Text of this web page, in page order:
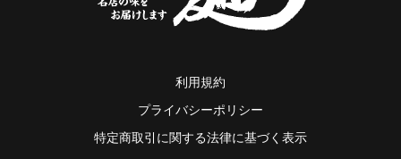
利用規約
プライバシーポリシー
特定商取引に関する法律に基づく表示